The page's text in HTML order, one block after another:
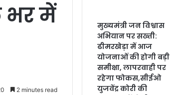
भर में
2 minutes read
मुख्यमंत्री जन विश्वास
अभियान पर सख्ती:
ढीमरखेड़ा में आज
योजनाओं की होगी बड़ी
समीक्षा, लापरवाही पर
रहेगा फोकस,सीईओ
युजवेंद्र कोरी की